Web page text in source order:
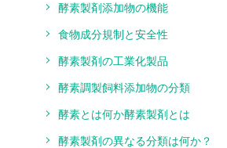
酵素製剤添加物の機能
食物成分規制と安全性
酵素製剤の工業化製品
酵素調製飼料添加物の分類
酵素とは何か酵素製剤とは
酵素製剤の異なる分類は何か？